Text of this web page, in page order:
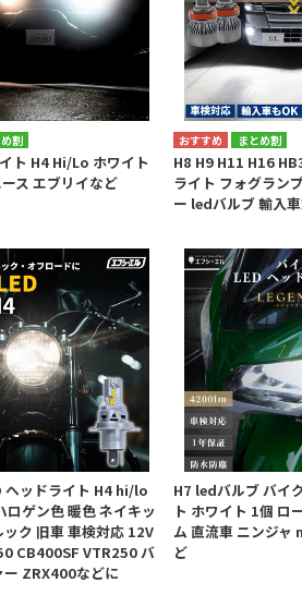
割
ト H4 Hi/Lo ホワイト
ス エブリイなど
まとめ割
H8 H9 H11 H16
ライト フォグラン
ー ledバルブ 輸入
ヘッドライト H4 hi/lo
ロゲン色 暖色 ネイキッ
ック 旧車 車検対応 12V
CB400SF VTR250 バ
ー ZRX400などに
H7 ledバルブ バイ
ト ホワイト 1個 ロ
ム 直流車 ニンジ
ど